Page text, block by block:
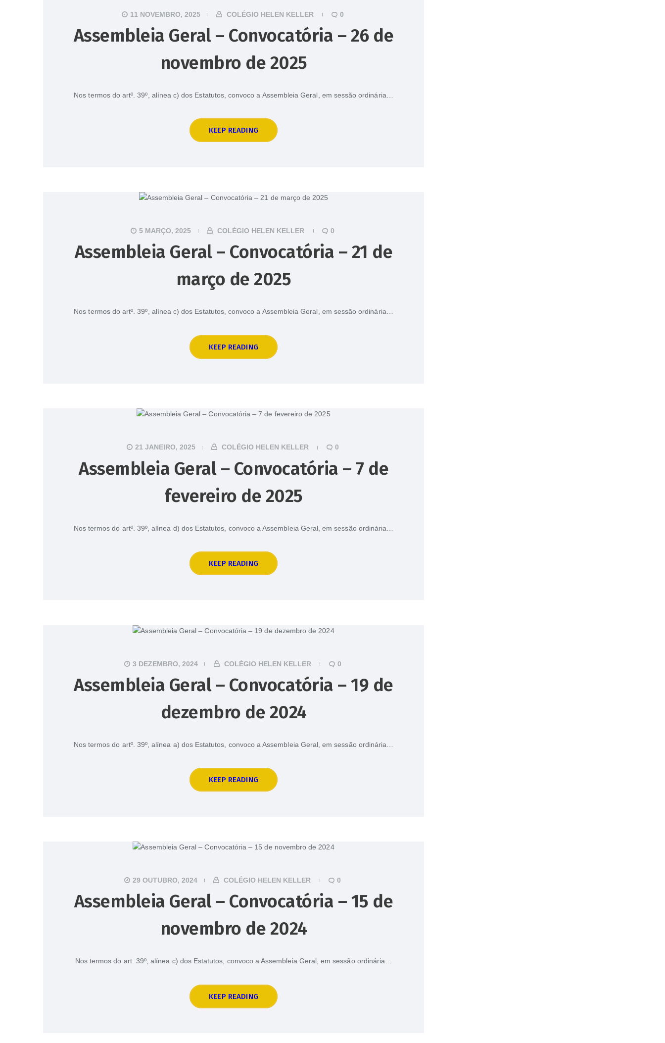
11 NOVEMBRO, 2025 COLÉGIO HELEN KELLER 0
Assembleia Geral – Convocatória – 26 de
novembro de 2025
Nos termos do artº. 39º, alínea c) dos Estatutos, convoco a Assembleia Geral, em sessão ordinária…
KEEP READING
5 MARÇO, 2025 COLÉGIO HELEN KELLER 0
Assembleia Geral – Convocatória – 21 de
março de 2025
Nos termos do artº. 39º, alínea c) dos Estatutos, convoco a Assembleia Geral, em sessão ordinária…
KEEP READING
21 JANEIRO, 2025 COLÉGIO HELEN KELLER 0
Assembleia Geral – Convocatória – 7 de
fevereiro de 2025
Nos termos do artº. 39º, alínea d) dos Estatutos, convoco a Assembleia Geral, em sessão ordinária…
KEEP READING
3 DEZEMBRO, 2024 COLÉGIO HELEN KELLER 0
Assembleia Geral – Convocatória – 19 de
dezembro de 2024
Nos termos do artº. 39º, alínea a) dos Estatutos, convoco a Assembleia Geral, em sessão ordinária…
KEEP READING
29 OUTUBRO, 2024 COLÉGIO HELEN KELLER 0
Assembleia Geral – Convocatória – 15 de
novembro de 2024
Nos termos do art. 39º, alínea c) dos Estatutos, convoco a Assembleia Geral, em sessão ordinária…
KEEP READING